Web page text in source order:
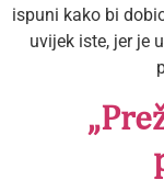
ispuni kako bi
uvijek iste, jer je